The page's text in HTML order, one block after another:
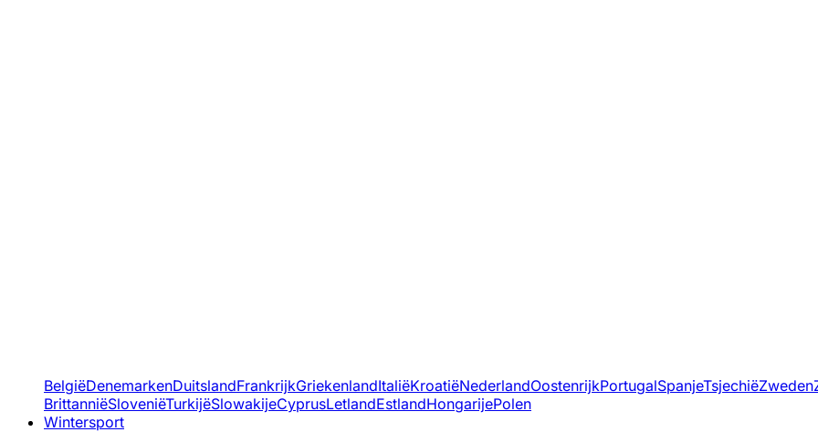
BelgiëDenemarkenDuitslandFrankrijkGriekenlandItaliëKroatiëNederlandOostenrijkPortugalSpanjeTsjechiëZweden
BrittanniëSloveniëTurkijëSlowakijeCyprusLetlandEstlandHongarijePolen
Wintersport